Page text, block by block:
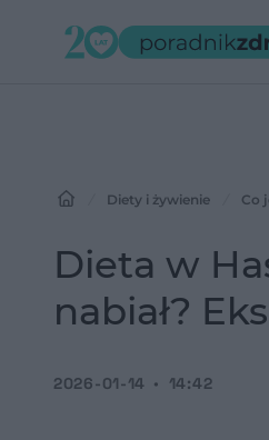
Diety i żywienie Co
Dieta w
nabiał?
2026-01-14 14:42